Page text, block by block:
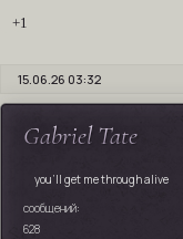
+1
15.06.26 03:32
Gabriel Tate
you'll get me through alive
сообщений:
628